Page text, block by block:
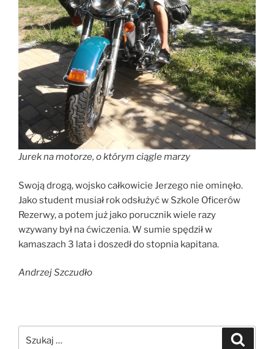
Jurek na motorze, o którym ciągle marzy
Swoją drogą, wojsko całkowicie Jerzego nie ominęło.
Jako student musiał rok odsłużyć w Szkole Oficerów
Rezerwy, a potem już jako porucznik wiele razy
wzywany był na ćwiczenia. W sumie spędził w
kamaszach 3 lata i doszedł do stopnia kapitana.
Andrzej Szczudło